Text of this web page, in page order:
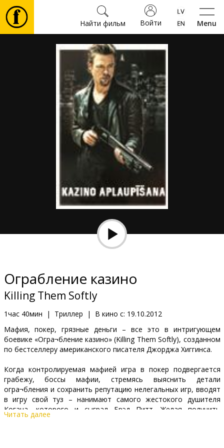
Menu
Войти
Найти фильм
Фильмы
Культура
Мероприятия
Подарки
Клуб
Ограбление казино
Killing Them Softly
1час 40мин | Триллер | В кино с: 19.10.2012
Мафия, покер, грязные деньги – все это в интригующем
боевике «Огра¬бление казино» (Killing Them Softly), созданном
по бестселлеру американского писателя Джорджа Хиггинса.
Когда контролируемая мафией игра в покер подвергается
грабежу, боссы мафии, стремясь выяснить детали
огра¬бления и сохранить репутацию нелегальных игр, вводят
в игру свой туз – нанимают самого жестокого душителя
Когана, которого и сыграл Брэд Питт. Желая получить
информацию, Коган не станет стучаться ни в чьи двери, он их
Читать далее